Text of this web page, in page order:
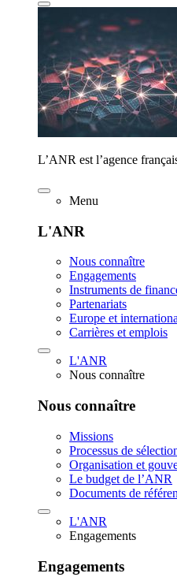
L’ANR est l’agence
Menu
L'ANR
Nous connaître
Engagements
Instruments de
Partenariats
Europe et
Carrières et emplois
L'ANR
Nous connaître
Nous connaître
Missions
Processus de
Organisation et
Le budget de l’ANR
Documents de
L'ANR
Engagements
Engagements